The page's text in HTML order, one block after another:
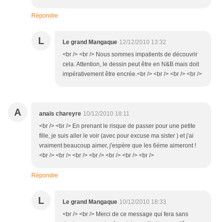
Répondre
L Le grand Mangaque 12/12/2010 13:32
<br /> <br /> Nous sommes impatients de découvrir
cela. Attention, le dessin peut être en N&B mais doit
impérativement être encrée.<br /> <br /> <br /> <br />
A anaïs chareyre 10/12/2010 18:11
<br /> <br /> En prenant le risque de passer pour une petite
fille, je suis aller le voir (avec pour excuse ma sister ) et j'ai
vraiment beaucoup aimer, j'espère que les 6éme aimeront !
<br /> <br /> <br /> <br /> <br /> <br /> <br />
Répondre
L Le grand Mangaque 10/12/2010 18:33
<br /> <br /> Merci de ce message qui fera sans